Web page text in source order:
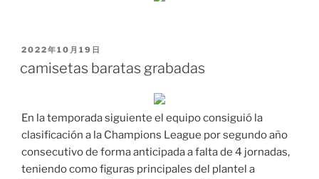
PUBLICADO
2022年10月19日
camisetas baratas grabadas
En la temporada siguiente el equipo consiguió la
clasificación a la Champions League por segundo año
consecutivo de forma anticipada a falta de 4 jornadas,
teniendo como figuras principales del plantel a